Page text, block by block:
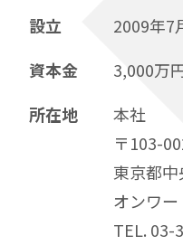
設立
2009年7
資本金
3,000万
所在地
本社
〒103-
東京都
オンワ
TEL. 03-